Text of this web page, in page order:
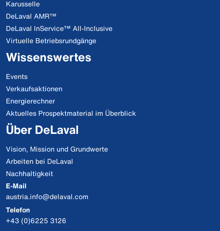
Karusselle
DeLaval AMR™
DeLaval InService™ All-Inclusive
Virtuelle Betriebsrundgänge
Wissenswertes
Events
Verkaufsaktionen
Energierechner
Aktuelles Prospektmaterial im Überblick
Über DeLaval
Vision, Mission und Grundwerte
Arbeiten bei DeLaval
Nachhaltigkeit
E-Mail
austria.info@delaval.com
Telefon
+43 (0)6225 3126